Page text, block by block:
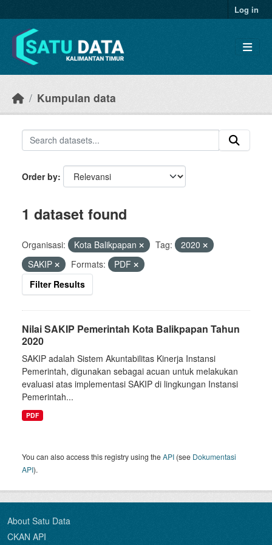
Log in
Kumpulan data
Order by
1 dataset found
Organisasi: Kota Balikpapan Tag:
2020
SAKIP
Formats:
PDF
Filter Results
Nilai SAKIP Pemerintah Kota Balikpapan Tahun
2020
SAKIP adalah Sistem Akuntabilitas Kinerja Instansi
Pemerintah, digunakan sebagai acuan untuk melakukan
evaluasi atas implementasi SAKIP di lingkungan Instansi
Pemerintah...
PDF
You can also access this registry using theAPI (see Dokumentasi
API).
About Satu Data
CKAN API